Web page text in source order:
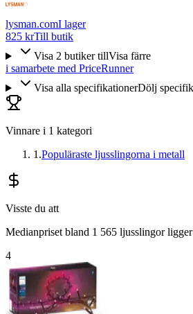
lysman.comI lager
825 krTill butik
Visa 2 butiker tillVisa färre
i samarbete med PriceRunner
Visa alla specifikationerDölj
Vinnare i 1 kategori
1 .Populäraste ljusslingorna i metall
Visste du att
Medianpriset bland 1 565 ljusslingor
4